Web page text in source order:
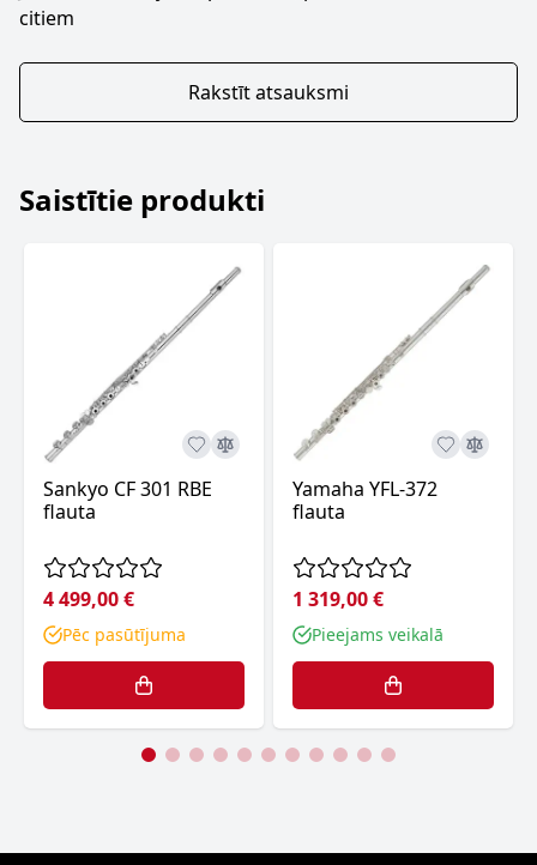
citiem
Rakstīt atsauksmi
Saistītie produkti
Sankyo CF 301 RBE
flauta
4 499,00 €
Pēc pasūtījuma
Yamaha YFL-372
flauta
1 319,00 €
Pieejams veikalā